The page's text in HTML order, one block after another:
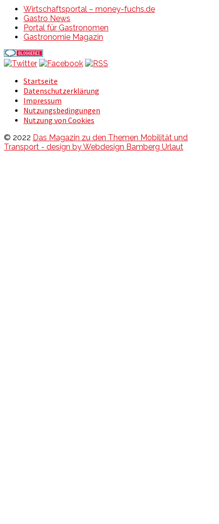
Wirtschaftsportal – money-fuchs.de
Gastro News
Portal für Gastronomen
Gastronomie Magazin
Startseite
Datenschutzerklärung
Impressum
Nutzungsbedingungen
Nutzung von Cookies
© 2022 Das Magazin zu den Themen Mobilität und
Transport - design by Webdesign Bamberg Urlaut